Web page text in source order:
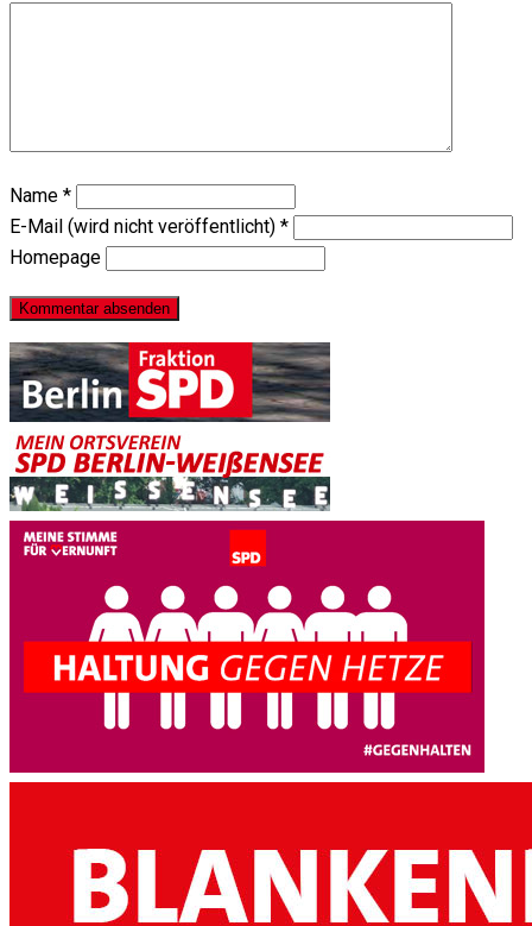
Name *
E-Mail (wird nicht veröffentlicht) *
Homepage